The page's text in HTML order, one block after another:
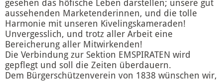
gesehen das höfische Leben darstellen; unsere gut
aussehenden Marketenderinnen, und die tolle
Harmonie mit unseren Kivelingskameraden!
Unvergesslich, und trotz aller Arbeit eine
Bereicherung aller Mitwirkenden!
Die Verbindung zur Sektion EMSPIRATEN wird
gepflegt und soll die Zeiten überdauern.
Dem Bürgerschützenverein von 1838 wünschen wir,